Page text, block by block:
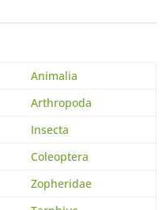
Animalia
Arthropoda
Insecta
Coleoptera
Zopheridae